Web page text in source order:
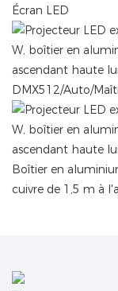
Écran LED
DMX512/Auto/
Boîtier en
cuivre de 1,5 m à